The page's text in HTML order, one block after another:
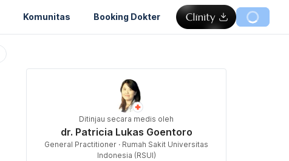
Komunitas Booking Dokter
Ditinjau secara medis oleh
dr. Patricia Lukas Goentoro
General Practitioner · Rumah Sakit Universitas
Indonesia (RSUI)